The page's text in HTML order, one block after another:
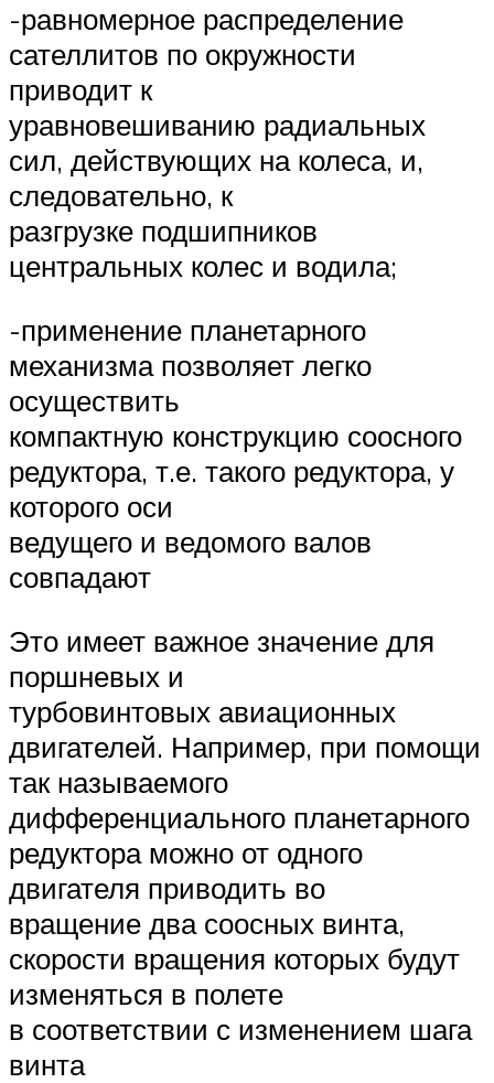
-равномерное распределение
сателлитов по окружности
приводит к
уравновешиванию радиальных
сил, действующих на колеса, и,
следовательно, к
разгрузке подшипников
центральных колес и водила;
-применение планетарного
механизма позволяет легко
осуществить
компактную конструкцию соосного
редуктора, т.е. такого редуктора, у
которого оси
ведущего и ведомого валов
совпадают
Это имеет важное значение для
поршневых и
турбовинтовых авиационных
двигателей. Например, при помощи
так называемого
дифференциального планетарного
редуктора можно от одного
двигателя приводить во
вращение два соосных винта,
скорости вращения которых будут
изменяться в полете
в соответствии с изменением шага
винта